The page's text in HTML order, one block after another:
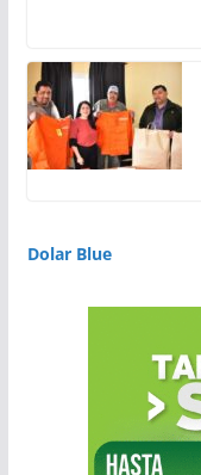
Dolar Blue